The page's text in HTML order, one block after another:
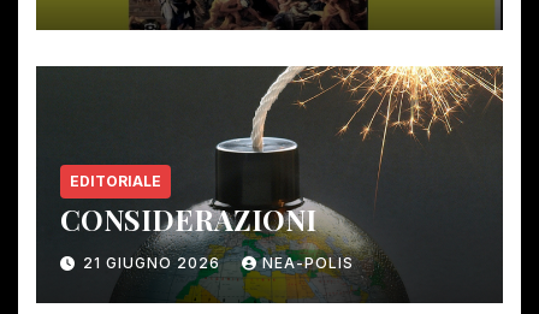
EDITORIALE
CONSIDERAZIONI
21 GIUGNO 2026 NEA-POLIS